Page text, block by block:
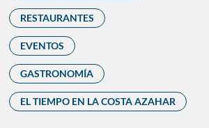
RESTAURANTES
EVENTOS
GASTRONOMÍA
EL TIEMPO EN LA COSTA AZAHAR